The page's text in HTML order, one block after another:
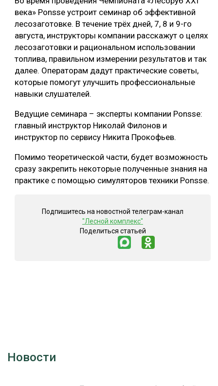
ОБРАБОТКА ДРЕВЕСИНЫ
БИОЭНЕРГЕТИКА
ЛЕСОВОССТАНОВЛЕНИЕ И ЗАЩИТА
ЛОГИСТИКА
ПРОИЗВОДСТВО ДРЕВЕСНЫХ ПЛИТ
ЦБП
ДЕРЕВЯННОЕ ДОМОСТРОЕНИЕ
СОРТИРОВКА ДРЕВЕСИНЫ
СУШКА ДРЕВЕСИНЫ
РУБРИКИ
ТЕМАТИЧЕСКИЕ ПРОЕКТЫ
ПОДБОРКИ СТАТЕЙ
века» Ponsse устроит семинар об эффективной
лесозаготовке. В течение трёх дней, 7, 8 и 9-го
августа, инструкторы компании расскажут о целях
лесозаготовки и рациональном использовании
топлива, правильном измерении результатов и так
далее. Операторам дадут практические советы,
которые помогут улучшить профессиональные
навыки слушателей.
Ведущие семинара – эксперты компании Ponsse:
главный инструктор Николай Филонов и
инструктор по сервису Никита Прокофьев.
Помимо теоретической части, будет возможность
сразу закрепить некоторые полученные знания на
практике с помощью симуляторов техники Ponsse.
Подпишитесь на новостной телеграм-канал
"Лесной комплекс"
Поделиться статьей
Новости